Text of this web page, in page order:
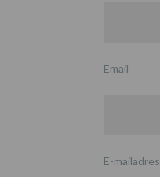
Email
E-mailadres